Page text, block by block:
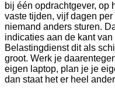
bij één opdrachtgever, op
vaste tijden, vijf dagen
niemand anders sturen.
indicaties aan de kant
Belastingdienst dit als
groot. Werk je
eigen laptop, plan je je
dan staat het er heel